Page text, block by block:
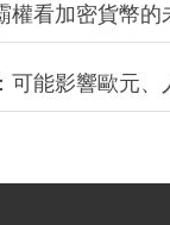
權看加密貨幣的
可能影響歐元、